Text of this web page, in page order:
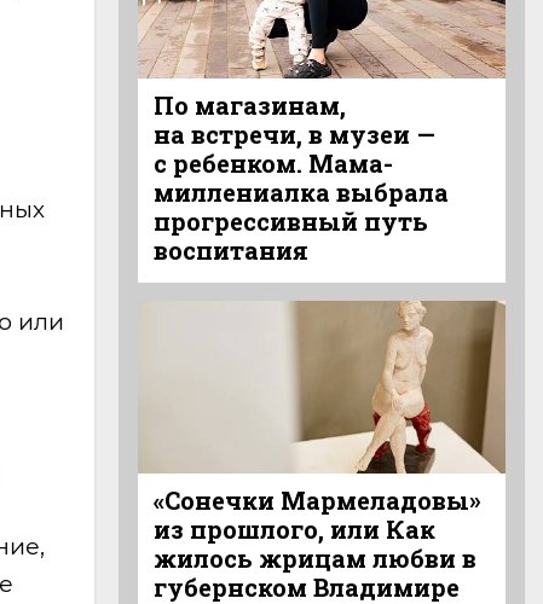
или
По магазинам,
на встречи, в музеи —
с ребенком. Мама-
миллениалка выбрала
прогрессивный путь
воспитания
«Сонечки Мармеладовы»
из прошлого, или Как
жилось жрицам любви в
губернском Владимире